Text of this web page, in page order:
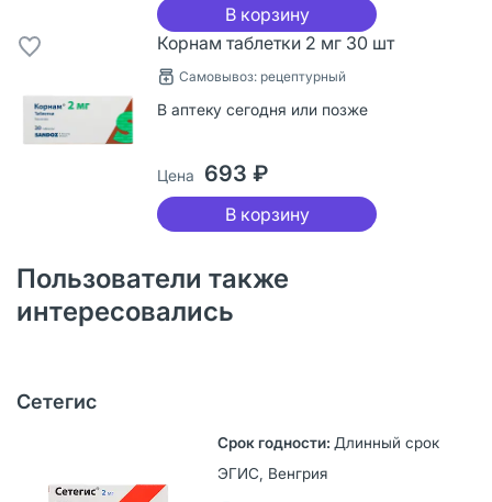
В корзину
Корнам таблетки 2 мг 30 шт
Самовывоз: рецептурный
В аптеку сегодня или позже
Цена 693 ₽
В корзину
Пользователи также
интересовались
Сетегис
Длинный срок
ЭГИС, Венгрия